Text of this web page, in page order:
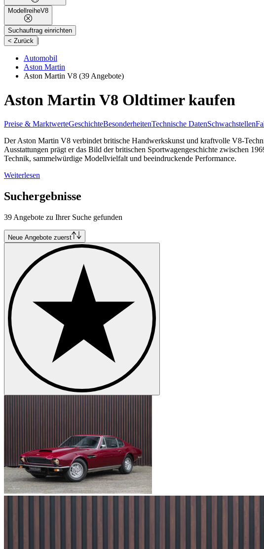
ModellreiheV8
Suchauftrag einrichten
< Zurück
|
Automobil
Aston Martin
Aston Martin V8 (39 Angebote)
Aston Martin V8 Oldtimer kaufen
Preise & MarktwerteGeschichteBesonderheitenTechnische DatenSchwachstellen
Der Aston Martin V8 verbindet britische Handwerkskunst und kraftvolle V8-
Ausstattungen prägt er das Bild der britischen Sportwagengeschichte zwischen
Technik, sammelwürdige Modellvielfalt und beeindruckende Performance.
Weiterlesen
Suchergebnisse
39 Angebote zu Ihrer Suche gefunden
Neue Angebote zuerst